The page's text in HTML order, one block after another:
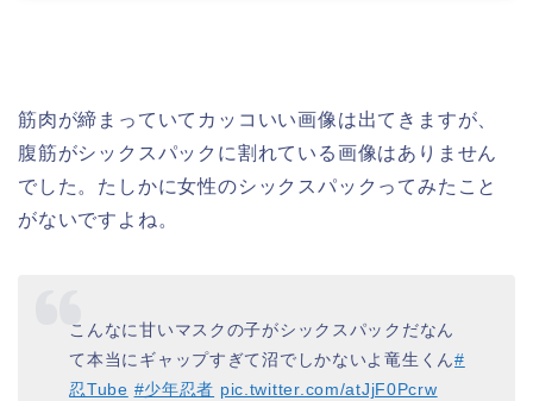
筋肉が締まっていてカッコいい画像は出てきますが、
腹筋がシックスパックに割れている画像はありません
でした。たしかに女性のシックスパックってみたこと
がないですよね。
こんなに甘いマスクの子がシックスパックだなん
て本当にギャップすぎて沼でしかないよ竜生くん#
忍Tube #少年忍者 pic.twitter.com/atJjF0Pcrw